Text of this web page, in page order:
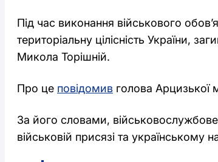
Під час виконання військового
територіальну цілісність України,
Микола Торішній.
Про це повідомив голова Арцизької
За його словами,
військовій присязі та українському